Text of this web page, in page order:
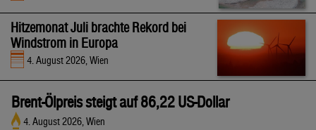
Hitzemonat Juli brachte Rekord bei
Windstrom in Europa
4. August 2026, Wien
Brent-Ölpreis steigt auf 86,22 US-Dollar
4. August 2026, Wien